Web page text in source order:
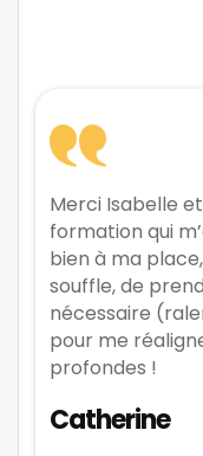
Merci Isabelle
formation qui
bien à ma
souffle, de
nécessaire
pour me
profondes !
Catherine